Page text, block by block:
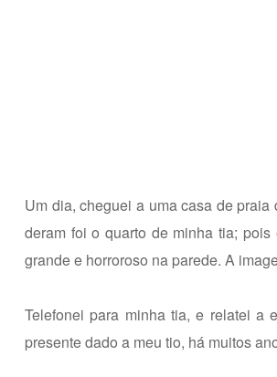
Um dia, cheguei a uma casa de
deram foi o quarto de minha tia;
grande e horroroso na parede. A
Telefonei para minha tia, e relatei a
presente dado a meu tio, há muitos